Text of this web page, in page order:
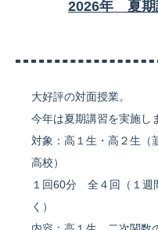
2026年 夏期
大好評の対面授業。
今年は夏期講習を実施し
対象：高１生・高２生（
高校）
１回60分 全４回（１週
く）